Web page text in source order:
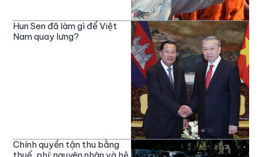
Hun Sen đã làm gì để Việt
Nam quay lưng?
Chính quyền tận thu bằng